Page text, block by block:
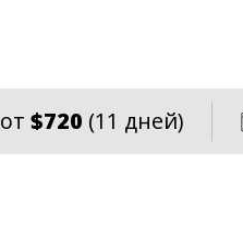
от $720 (11 дней)